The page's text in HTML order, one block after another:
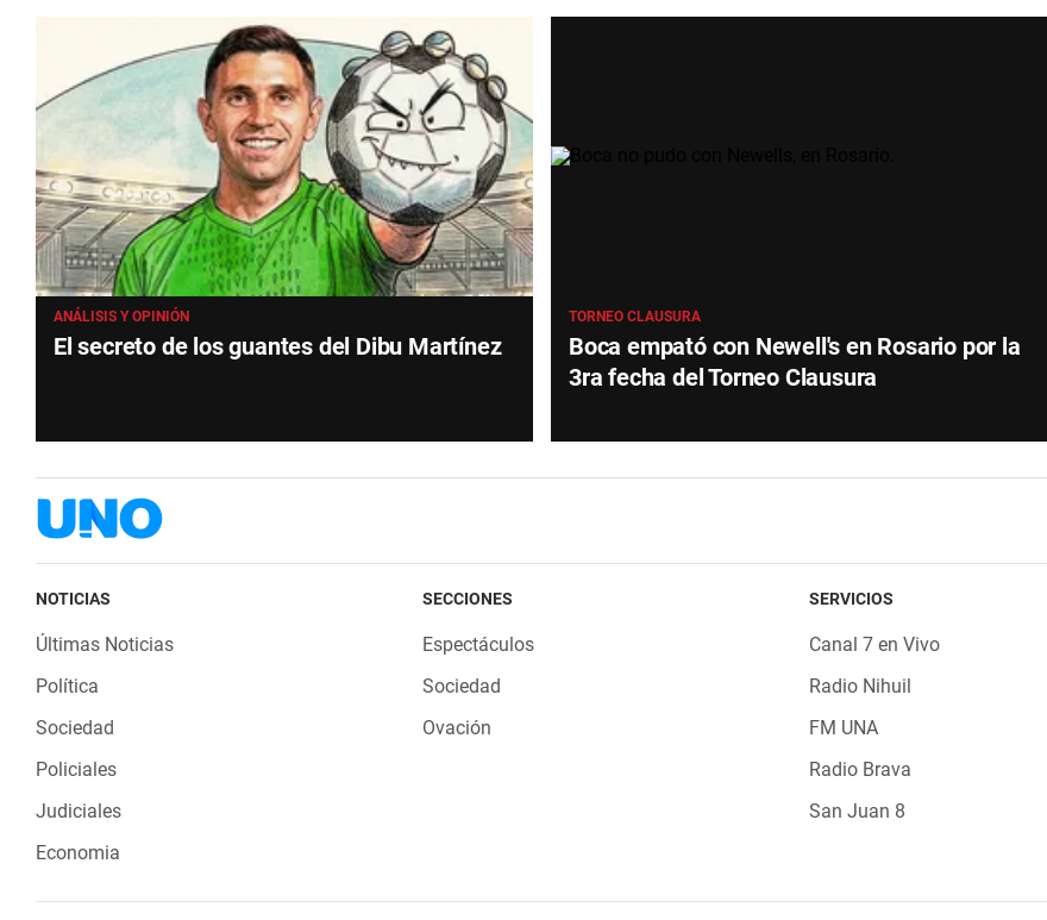
ANÁLISIS Y OPINIÓN
El secreto de los guantes del Dibu Martínez
TORNEO CLAUSURA
Boca empató con Newell's en Rosario por la
3ra fecha del Torneo Clausura
NOTICIAS
Últimas Noticias
Política
Sociedad
Policiales
Judiciales
Economia
SECCIONES
Espectáculos
Sociedad
Ovación
SERVICIOS
Canal 7 en Vivo
Radio Nihuil
FM UNA
Radio Brava
San Juan 8